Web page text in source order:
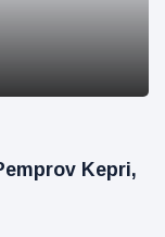
Kepri,